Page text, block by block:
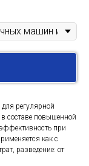
регулярной
составе повышенной
при
как с
разведение: от